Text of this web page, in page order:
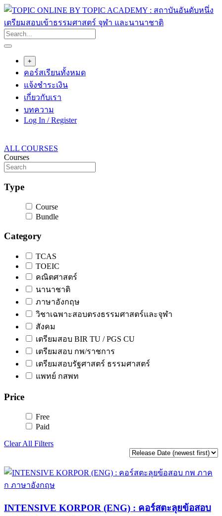
Skip
content
+
คอร์สเรียนทั้งหมด
แจ้งชำระเงิน
เกี่ยวกับเรา
บทความ
Log In / Register
ALL COURSES
Courses
Type
Course
Bundle
Category
TCAS
TOEIC
คณิตศาสตร์
นานาชาติ
ภาษาอังกฤษ
วิชาเฉพาะสอบตรงธรรมศาสตร์และจุฬา
สังคม
เตรียมสอบ BIR TU / PGS CU
เตรียมสอบ กพ/ราชการ
เตรียมสอบรัฐศาสตร์ ธรรมศาสตร์
แพทย์ กสพท
Price
Free
Paid
Clear All Filters
INTENSIVE KORPOR (ENG) : คอร์สตะลุยข้อสอบ